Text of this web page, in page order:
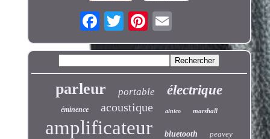
parleur portable électrique
éminence acoustique alnico marshall
amplificateur bluetooth peavey